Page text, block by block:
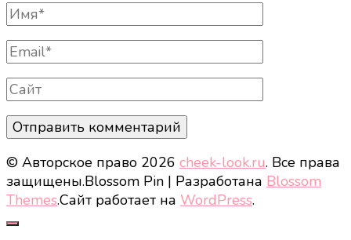
Полное
Имя
Email
Сайт
© Авторское право 2026 cheek-look.ru. Все права
защищены.Blossom Pin | Разработана Blossom
Themes.Сайт работает на WordPress.